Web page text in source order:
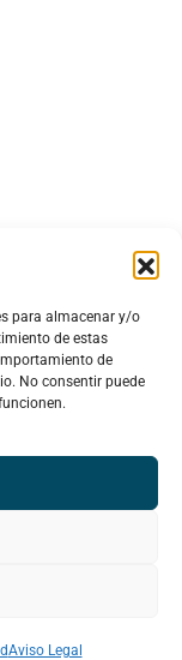
para almacenar y/o
de estas
de
No consentir puede
Aviso Legal